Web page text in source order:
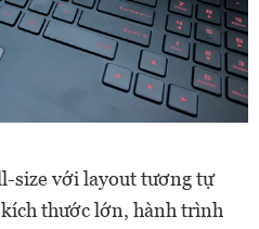
size với layout tương tự
kích thước lớn, hành trình